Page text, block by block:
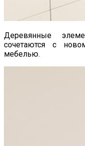
Деревянные
сочетаются с
мебелью.